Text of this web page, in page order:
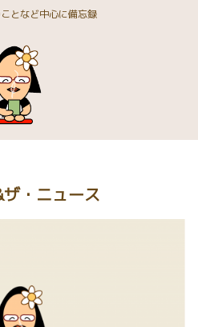
となど中心に備忘録
・ニュース